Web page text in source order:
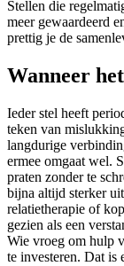
Stellen die
meer gewaardeerd
prettig je de
Wanneer
Ieder stel heeft
teken van
langdurige
ermee omgaat wel.
praten zonder te
bijna altijd sterker
relatietherapie of
gezien als een
Wie vroeg om hulp
te investeren. Dat is